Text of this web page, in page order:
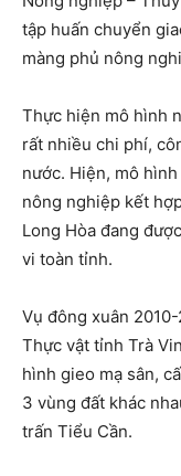
tập huấn chuyển
màng phủ nông
Thực hiện mô hình
rất nhiều chi phí,
nước. Hiện, mô
nông nghiệp kết
Long Hòa đang
vi toàn tỉnh.
Vụ đông xuân
Thực vật tỉnh Trà
hình gieo mạ sân,
3 vùng đất khác
trấn Tiểu Cần.